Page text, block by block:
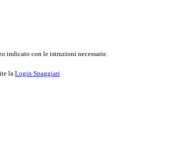
indicato con le istruzioni necessarie.
la Login Spaggiari